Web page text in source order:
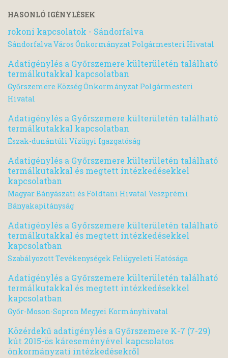
HASONLÓ IGÉNYLÉSEK
rokoni kapcsolatok - Sándorfalva
Sándorfalva Város Önkormányzat Polgármesteri Hivatal
Adatigénylés a Győrszemere külterületén található
termálkutakkal kapcsolatban
Győrszemere Község Önkormányzat Polgármesteri
Hivatal
Adatigénylés a Győrszemere külterületén található
termálkutakkal kapcsolatban
Észak-dunántúli Vízügyi Igazgatóság
Adatigénylés a Győrszemere külterületén található
termálkutakkal és megtett intézkedésekkel
kapcsolatban
Magyar Bányászati és Földtani Hivatal Veszprémi
Bányakapitányság
Adatigénylés a Győrszemere külterületén található
termálkutakkal és megtett intézkedésekkel
kapcsolatban
Szabályozott Tevékenységek Felügyeleti Hatósága
Adatigénylés a Győrszemere külterületén található
termálkutakkal és megtett intézkedésekkel
kapcsolatban
Győr-Moson-Sopron Megyei Kormányhivatal
Közérdekű adatigénylés a Győrszemere K-7 (7-29)
kút 2015-ös káreseményével kapcsolatos
önkormányzati intézkedésekről